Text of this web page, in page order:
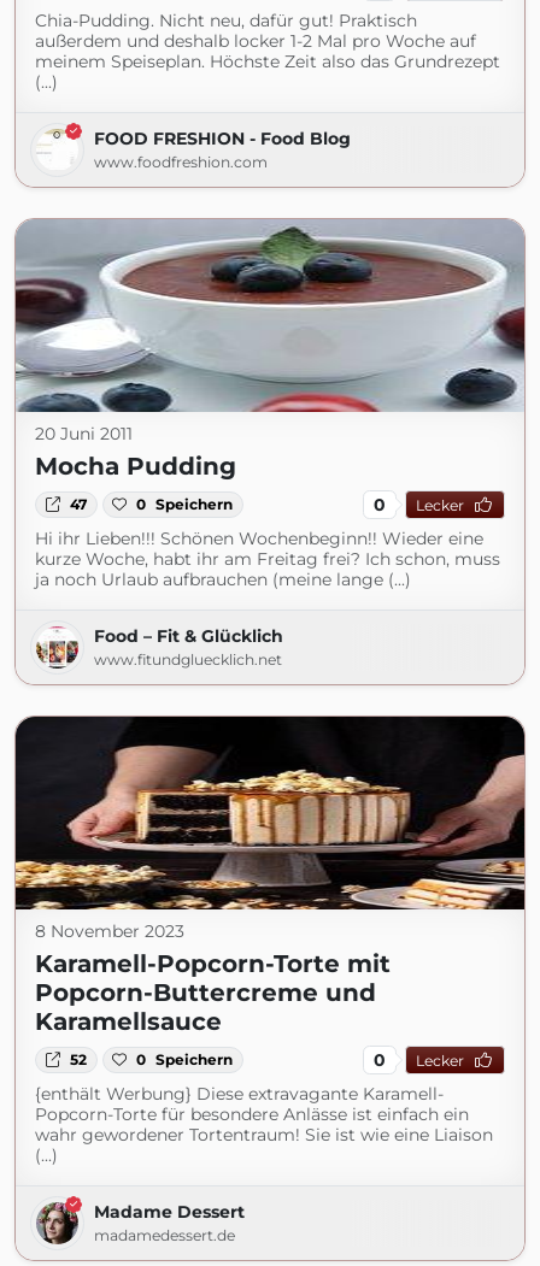
Chia-Pudding. Nicht neu, dafür gut! Praktisch
außerdem und deshalb locker 1-2 Mal pro Woche auf
meinem Speiseplan. Höchste Zeit also das Grundrezept
(...)
FOOD FRESHION - Food Blog
www.foodfreshion.com
20 Juni 2011
Mocha Pudding
47 0 Speichern 0 Lecker
Hi ihr Lieben!!! Schönen Wochenbeginn!! Wieder eine
kurze Woche, habt ihr am Freitag frei? Ich schon, muss
ja noch Urlaub aufbrauchen (meine lange (...)
Food – Fit & Glücklich
www.fitundgluecklich.net
8 November 2023
Karamell-Popcorn-Torte mit
Popcorn-Buttercreme und
Karamellsauce
52 0 Speichern 0 Lecker
{enthält Werbung} Diese extravagante Karamell-
Popcorn-Torte für besondere Anlässe ist einfach ein
wahr gewordener Tortentraum! Sie ist wie eine Liaison
(...)
Madame Dessert
madamedessert.de